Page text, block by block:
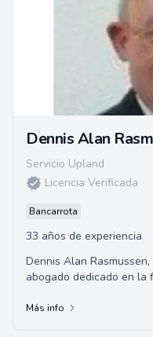
Dennis Alan
Servicio Upland
Licencia Verificada
Bancarrota
33 años de experiencia
Dennis Alan
abogado dedicado en la
Más info